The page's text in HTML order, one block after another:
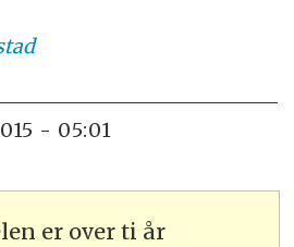
- 05:01
er over ti år